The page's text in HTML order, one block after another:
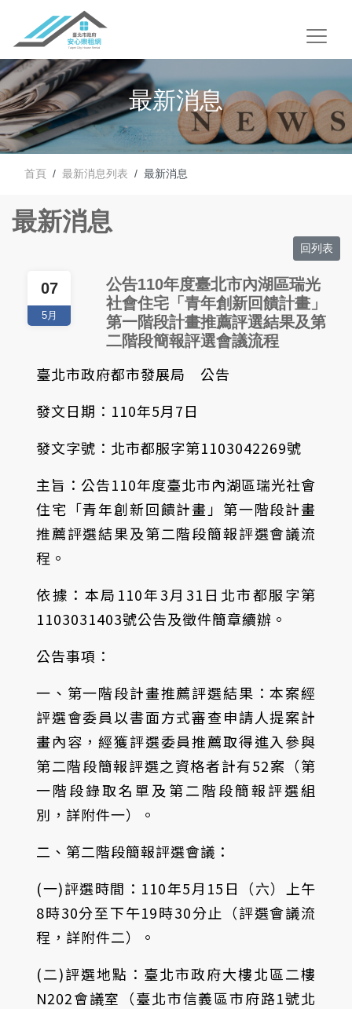
最新消息
首頁 最新消息列表 最新消息
最新消息
回列表
07
5月
公告110年度臺北市內湖區瑞光
社會住宅「青年創新回饋計畫」
第一階段計畫推薦評選結果及第
二階段簡報評選會議流程
臺北市政府都市發展局 公告
發文日期：110年5月7日
發文字號：北市都服字第1103042269號
主旨：公告110年度臺北市內湖區瑞光社會
住宅「青年創新回饋計畫」第一階段計畫
推薦評選結果及第二階段簡報評選會議流
程。
依據：本局110年3月31日北市都服字第
1103031403號公告及徵件簡章續辦。
公告事項：
一、第一階段計畫推薦評選結果：本案經
評選會委員以書面方式審查申請人提案計
畫內容，經獲評選委員推薦取得進入參與
第二階段簡報評選之資格者計有52案（第
一階段錄取名單及第二階段簡報評選組
別，詳附件一）。
二、第二階段簡報評選會議：
(一)評選時間：110年5月15日（六）上午
8時30分至下午19時30分止（評選會議流
程，詳附件二）。
(二)評選地點：臺北市政府大樓北區二樓
N202會議室（臺北市信義區市府路1號北